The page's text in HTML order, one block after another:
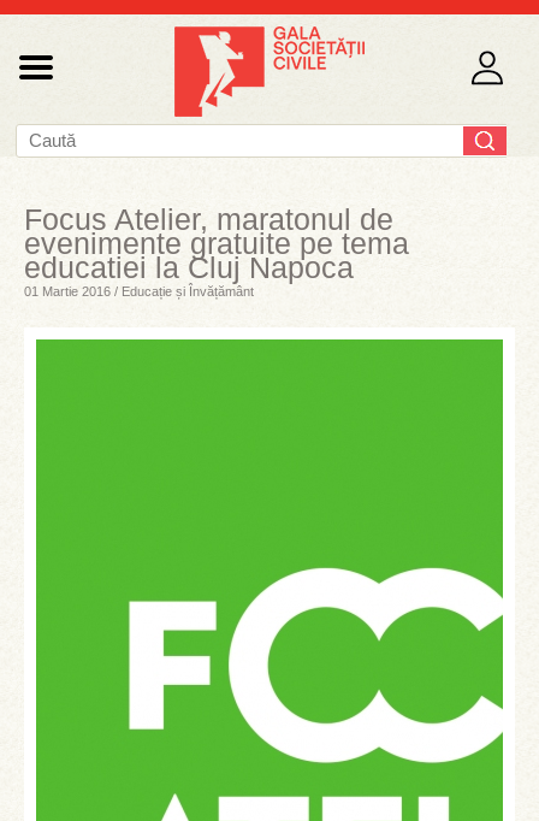
Focus Atelier, maratonul de
evenimente gratuite pe tema
educatiei la Cluj Napoca
01 Martie 2016 / Educație și Învățământ